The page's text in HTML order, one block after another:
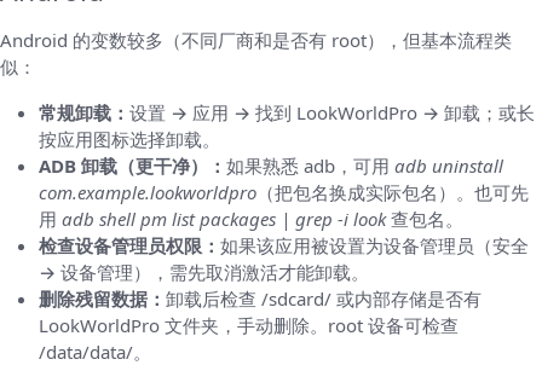
Android 的变数较多（不同厂商和是否有 root），但基本流程类
似：
常规卸载： 设置 → 应用 → 找到 LookWorldPro → 卸载；或长
按应用图标选择卸载。
ADB 卸载（更干净）： 如果熟悉 adb，可用 adb uninstall
com.example.lookworldpro （把包名换成实际包名）。也可先
用 adb shell pm list packages | grep -i look查包名。
检查设备管理员权限： 如果该应用被设置为设备管理员（安全
→ 设备管理），需先取消激活才能卸载。
删除残留数据： 卸载后检查 /sdcard/ 或内部存储是否有
LookWorldPro 文件夹，手动删除。root 设备可检查
/data/data/。